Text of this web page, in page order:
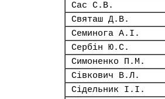
Сас С.В.
Святаш Д.В.
Семинога А.І.
Сербін Ю.С.
Симоненко П.М.
Сівкович В.Л.
Сідельник І.І.